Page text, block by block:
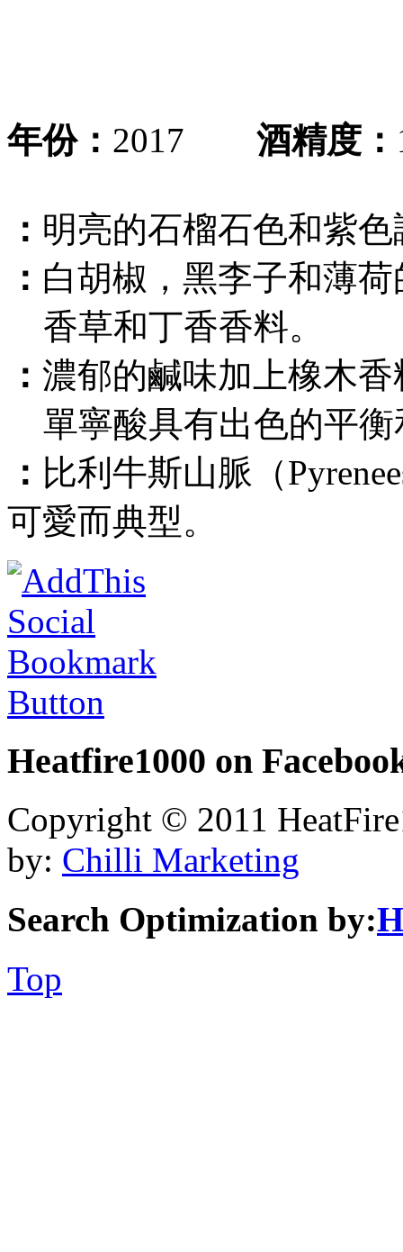
年份： 2017 酒精度：
： 明亮的石榴石色和紫
： 白胡椒，黑李子和薄
香草和丁香香料。
： 濃郁的鹹味加上橡木
單寧酸具有出色的平衡
： 比利牛斯山脈（
可愛而典型。
Heatfire1000 on
Copyright © 2011
by: Chilli Marketing
Search Optimization by:
Top